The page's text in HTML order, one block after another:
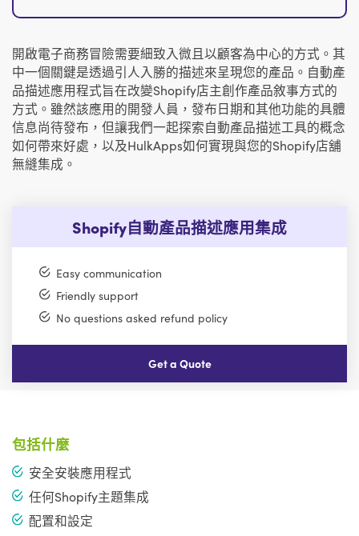
開啟電子商務冒險需要細致入微且以顧客為中心的方式。其
中一個關鍵是透過引人入勝的描述來呈現您的產品。自動產
品描述應用程式旨在改變Shopify店主創作產品敘事方式的
方式。雖然該應用的開發人員，發布日期和其他功能的具體
信息尚待發布，但讓我們一起探索自動產品描述工具的概念
如何帶來好處，以及HulkApps如何實現與您的Shopify店舖
無縫集成。
Shopify自動產品描述應用集成
Easy communication
Friendly support
No questions asked refund policy
Get a Quote
包括什麼
安全安裝應用程式
任何Shopify主題集成
配置和設定